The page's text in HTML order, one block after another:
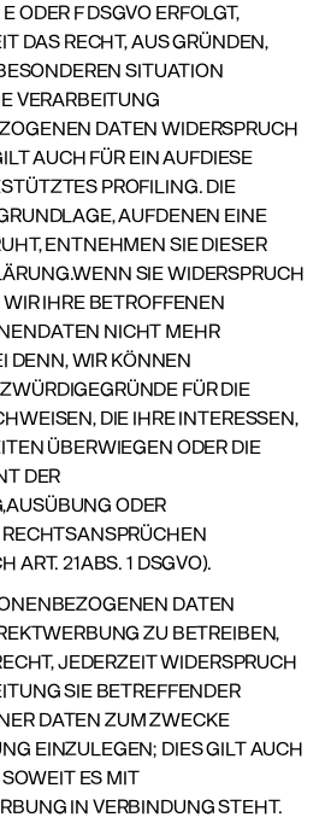
ODER F DSGVO ERFOLGT,
DAS RECHT, AUS GRÜNDEN,
SITUATION
VERARBEITUNG
DATEN WIDERSPRUCH
AUCH FÜR EIN AUFDIESE
PROFILING. DIE
AUFDENEN EINE
ENTNEHMEN SIE DIESER
SIE WIDERSPRUCH
IHRE BETROFFENEN
NICHT MEHR
DENN, WIR KÖNNEN
FÜR DIE
DIE IHRE INTERESSEN,
ÜBERWIEGEN ODER DIE
DER
ODER
ART. 21ABS. 1 DSGVO).
DATEN
ZU BETREIBEN,
JEDERZEIT WIDERSPRUCH
SIE BETREFFENDER
DATEN ZUM ZWECKE
EINZULEGEN; DIES GILT AUCH
ES MIT
IN VERBINDUNG STEHT.